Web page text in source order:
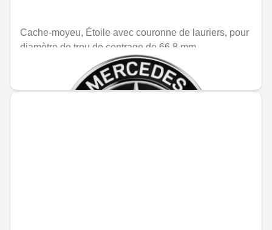
Cache-moyeu, Étoile avec couronne de lauriers, pour
diamètre de trou de centrage de 66,8 mm